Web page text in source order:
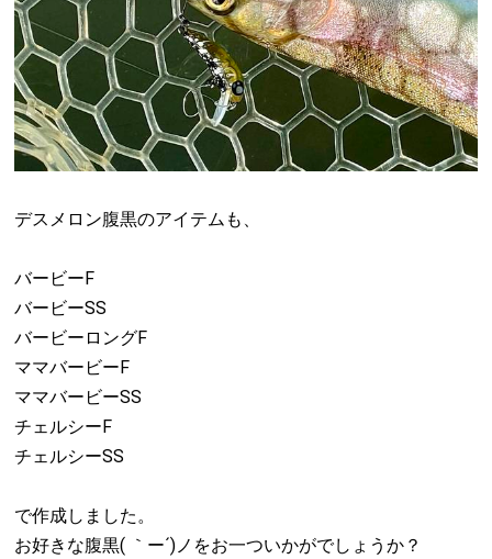
デスメロン腹黒のアイテムも、
バービーF
バービーSS
バービーロングF
ママバービーF
ママバービーSS
チェルシーF
チェルシーSS
で作成しました。
お好きな腹黒( ｀ー´)ノをお一ついかがでしょうか？